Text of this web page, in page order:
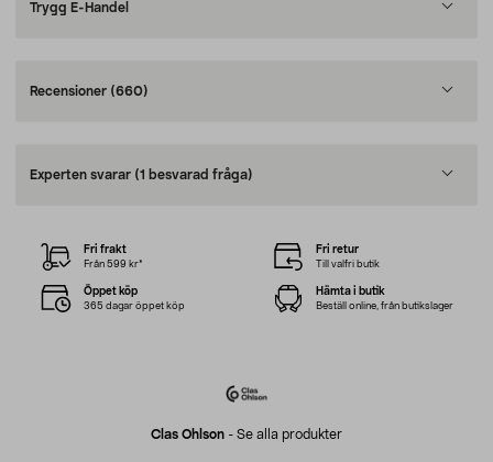
Trygg E-Handel
Recensioner (660)
Experten svarar (1 besvarad fråga)
Clas Ohlson - Se alla produkter
Fri frakt
Från 599 kr*
Fri retur
Till valfri butik
Öppet köp
365 dagar öppet köp
Hämta i butik
Beställ online, från butikslager